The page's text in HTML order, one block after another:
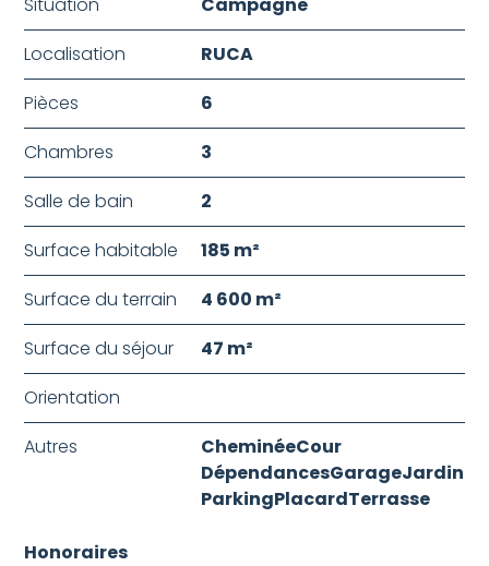
Localisation
RUCA
Pièces
6
Chambres
3
Salle de bain
2
Surface habitable
185 m²
Surface du terrain
4 600 m²
Surface du séjour
47 m²
Orientation
Autres
CheminéeCour
DépendancesGarageJardin
ParkingPlacardTerrasse
Honoraires